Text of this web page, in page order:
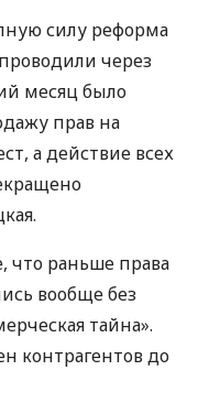
силу реформа
через
месяц было
прав на
а действие всех
что раньше права
вообще без
тайна».
контрагентов до